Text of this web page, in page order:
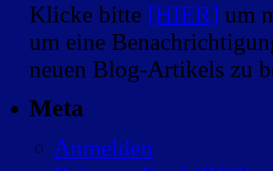
Klicke bitte [HIER] um
um eine
neuen Blog-Artikels zu
Meta
Anmelden